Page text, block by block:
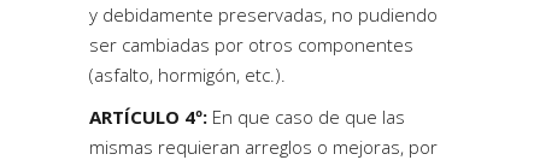
y debidamente preservadas, no pudiendo
ser cambiadas por otros componentes
(asfalto, hormigón, etc.).
ARTÍCULO 4º: En que caso de que las
mismas requieran arreglos o mejoras, por